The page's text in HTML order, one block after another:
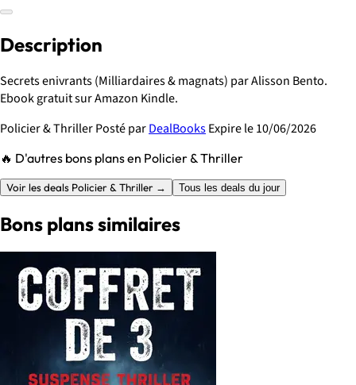
Description
Secrets enivrants (Milliardaires & magnats) par Alisson Bento.
Ebook gratuit sur Amazon Kindle.
Policier & ThrillerPosté parDealBooksExpire le 10/06/2026
🔥 D'autres bons plans en Policier & Thriller
Voir les deals Policier & Thriller → Tous les deals du jour
Bons plans similaires